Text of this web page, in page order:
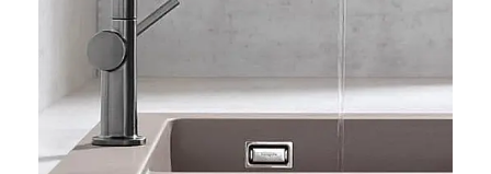
Napisao/la:
Slavine za sudoperu — tipovi, brendovi i saveti
za izbor (2026)